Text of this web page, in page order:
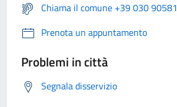
Chiama il comune +39 030 90581
Prenota un appuntamento
Problemi in città
Segnala disservizio